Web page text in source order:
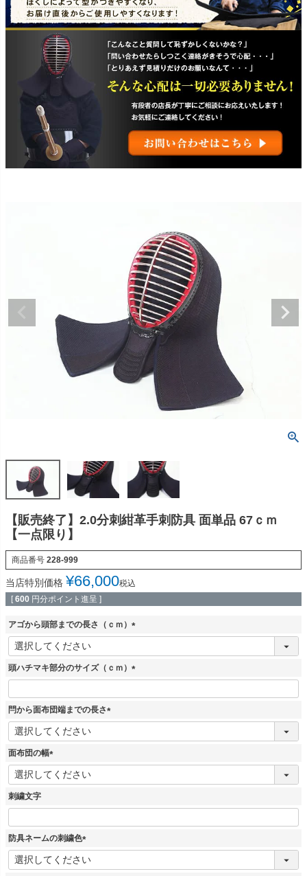
【販売終了】2.0分刺紺革手刺防具 面単品 67ｃｍ
【一点限り】
商品番号 228-999
当店特別価格 ¥66,000税込
[ 600 円分ポイント進呈 ]
アゴから頭部までの長さ（ｃｍ）
(
須
頭ハチマキ部分のサイズ（ｃｍ）
(
必
)
閂から面布団端までの長さ
(
面布団の幅
(
必
刺繍文字
防具ネームの刺繍色
(
必